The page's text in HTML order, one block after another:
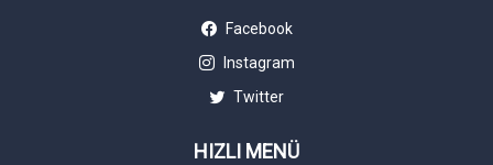
Facebook
Instagram
Twitter
HIZLI MENÜ